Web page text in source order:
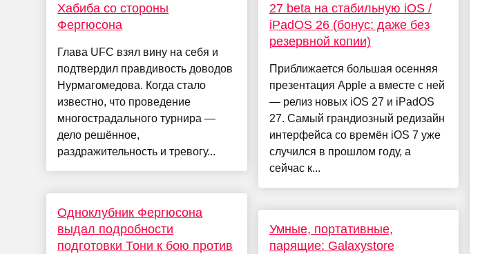
Хабиба со стороны
Фергюсона
Глава UFC взял вину на себя и
подтвердил правдивость доводов
Нурмагомедова. Когда стало
известно, что проведение
многострадального турнира —
дело решённое,
раздражительность и тревогу...
Одноклубник Фергюсона
выдал подробности
подготовки Тони к бою против
27 beta на стабильную iOS /
iPadOS 26 (бонус: даже без
резервной копии)
Приближается большая осенняя
презентация Apple а вместе с ней
— релиз новых iOS 27 и iPadOS
27. Самый грандиозный редизайн
интерфейса со времён iOS 7 уже
случился в прошлом году, а
сейчас к...
Умные, портативные,
парящие: Galaxystore